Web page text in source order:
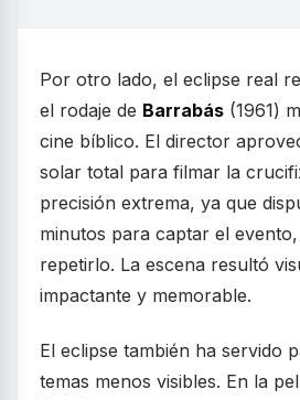
Por otro lado, el eclipse real
el rodaje de Barrabás (1961)
cine bíblico. El director
solar total para filmar la
precisión extrema, ya que
minutos para captar el
repetirlo. La escena resultó
impactante y memorable.
El eclipse también ha servido
temas menos visibles. En la